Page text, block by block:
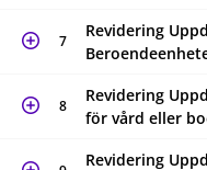
7
Revidering
8
Revidering
för vård eller
Revidering